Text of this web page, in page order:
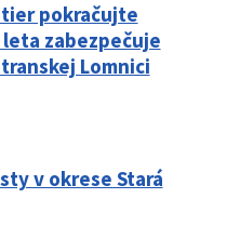
pokračujte
leta zabezpečuje
Lomnici
v okrese Stará